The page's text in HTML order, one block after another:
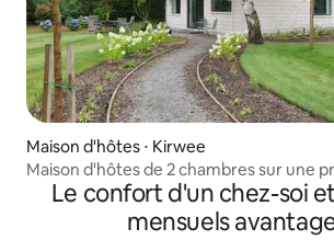
Maison d'hôtes ⋅ Kirwee
Maison d'hôtes de 2 chambres sur une
Le confort d'un chez-soi
mensuels